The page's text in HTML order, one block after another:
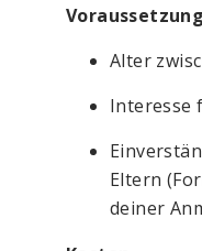
Alter
Interesse
Eltern
deiner